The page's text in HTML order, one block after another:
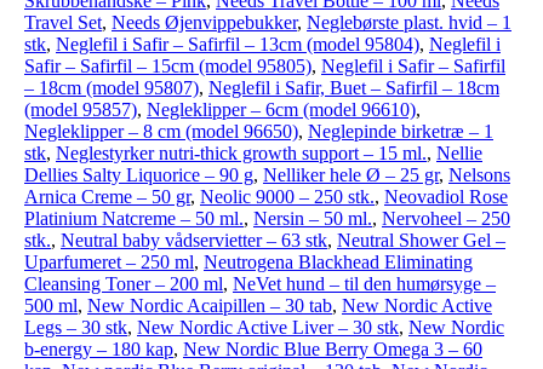
Travel Set, Needs Øjenvippebukker, Neglebørste plast. hvid – 1
stk, Neglefil i Safir – Safirfil – 13cm (model 95804), Neglefil i
Safir – Safirfil – 15cm (model 95805), Neglefil i Safir – Safirfil
– 18cm (model 95807), Neglefil i Safir, Buet – Safirfil – 18cm
(model 95857), Negleklipper – 6cm (model 96610),
Negleklipper – 8 cm (model 96650), Neglepinde birketræ – 1
stk, Neglestyrker nutri-thick growth support – 15 ml., Nellie
Dellies Salty Liquorice – 90 g, Nelliker hele Ø – 25 gr, Nelsons
Arnica Creme – 50 gr, Neolic 9000 – 250 stk., Neovadiol Rose
Platinium Natcreme – 50 ml., Nersin – 50 ml., Nervoheel – 250
stk., Neutral baby vådservietter – 63 stk, Neutral Shower Gel –
Uparfumeret – 250 ml, Neutrogena Blackhead Eliminating
Cleansing Toner – 200 ml, NeVet hund – til den humørsyge –
500 ml, New Nordic Acaipillen – 30 tab, New Nordic Active
Legs – 30 stk, New Nordic Active Liver – 30 stk, New Nordic
b-energy – 180 kap, New Nordic Blue Berry Omega 3 – 60